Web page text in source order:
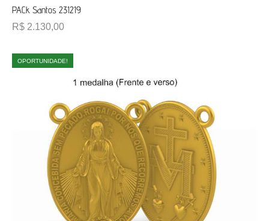
PACk Santos 231219
R$ 2.130,00
OPORTUNIDADE!